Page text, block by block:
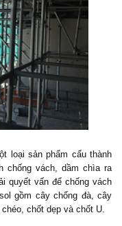
loại sản phẩm cấu thành
chống vách, dầm chìa ra
quyết vấn để chống vách
gồm cây chống đà, cây
chốt dẹp và chốt U.